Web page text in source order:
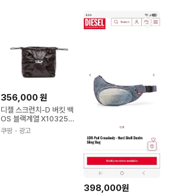
356,000원
디젤 스크런치-D 버킷 백
OS 블랙계열 X10325P1
003
쿠팡 ・광고
398,000원